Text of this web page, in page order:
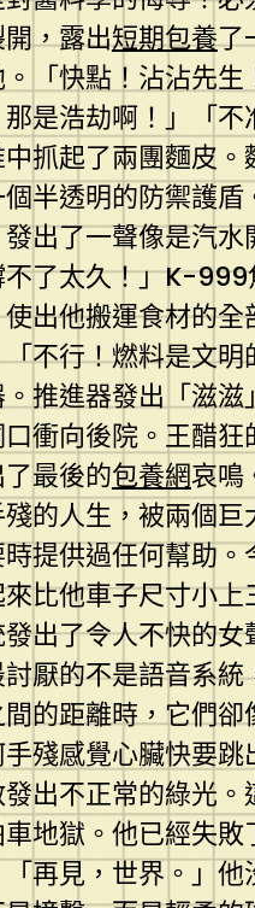
，露出短期包養了
「快點！沾沾先
是浩劫啊！」「
抓起了兩團麵皮
半透明的防禦護
出了一聲像是汽
了太久！」K-
出他搬運食材的
不行！燃料是文
推進器發出「滋
衝向後院。王醋
最後的包養網哀鳴
的人生，被兩個
提供過任何幫助
比他車子尺寸小
出了令人不快的
厭的不是語音系
的距離時，它們
手殘感覺心臟快要
出不正常的綠光
地獄。他已經失
再見，世界。」